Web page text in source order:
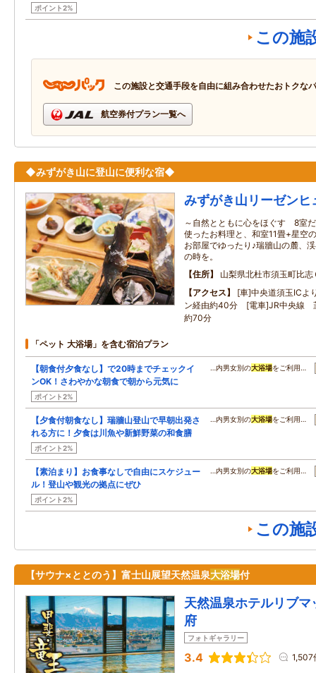
ポイント2%
この施
この施設と交通手段を自由に組み合わせたおトクな
航空券付プラン一覧へ
◆みずがき山に登山に便利な宿◆
みずがき山リーゼンヒ
～自然とともに心をほぐす 8室
使ったお料理と、和室11畳+星空
お部屋でゆったり♪瑞牆山の麓、
の時を。
住所
山梨県北杜市須玉町比
アクセス
[車]中央道須玉ICよ
ン経由約40分 [電車]JR中央線
約70分
「ペット 大浴場」を含む宿泊プラン
【朝食付夕食なし】で20時までチェックイ
ンOK！さわやかな朝食で朝から元気に
ポイント2%
…内男女別の大浴場をご利用…
【夕食付朝食なし】瑞牆山登山で早朝出発さ
れる方に！夕食は川魚や新鮮野菜の和食膳
ポイント2%
…内男女別の大浴場をご利用…
【素泊まり】お食事なしで自由にスケジュー
ル！登山や観光の拠点にぜひ
ポイント2%
…内男女別の大浴場をご利用…
この施
【サウナ×ととのう】富士山展望天然温泉大浴場付
天然温泉ホテルリブ
府
フォトギャラリー
3.4 1,507